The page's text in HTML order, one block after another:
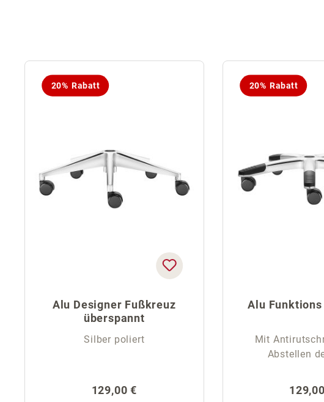
20% Rabatt
Alu Designer Fußkreuz
überspannt
Silber poliert
Regulärer Preis:
129,00 €
20% Rabatt
Alu
Mit
Abstellen